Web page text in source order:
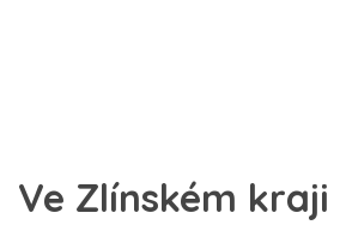
Ve Zlínském